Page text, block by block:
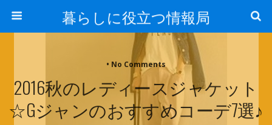
暮らしに役立つ情報局
• No Comments
2016秋のレディースジャケット
☆Gジャンのおすすめコーデ7選♪